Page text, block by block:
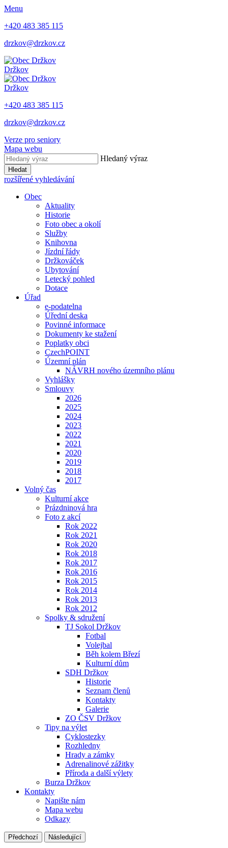
Menu
+420 483 385 115
drzkov@drzkov.cz
Držkov
Držkov
+420 483 385 115
drzkov@drzkov.cz
Verze pro seniory
Mapa webu
Hledaný výraz
Hledat
rozšířené vyhledávání
Obec
Aktuality
Historie
Foto obec a okolí
Služby
Knihovna
Jízdní řády
Držkováček
Ubytování
Letecký pohled
Dotace
Úřad
e-podatelna
Úřední deska
Povinné informace
Dokumenty ke stažení
Poplatky obci
CzechPOINT
Územní plán
NÁVRH nového územního plánu
Vyhlášky
Smlouvy
2026
2025
2024
2023
2022
2021
2020
2019
2018
2017
Volný čas
Kulturní akce
Prázdninová hra
Foto z akcí
Rok 2022
Rok 2021
Rok 2020
Rok 2018
Rok 2017
Rok 2016
Rok 2015
Rok 2014
Rok 2013
Rok 2012
Spolky & sdružení
TJ Sokol Držkov
Fotbal
Volejbal
Běh kolem Březí
Kulturní dům
SDH Držkov
Historie
Seznam členů
Kontakty
Galerie
ZO ČSV Držkov
Tipy na výlet
Cyklostezky
Rozhledny
Hrady a zámky
Adrenalinové zážitky
Příroda a další výlety
Burza Držkov
Kontakty
Napište nám
Mapa webu
Odkazy
Předchozí Následující